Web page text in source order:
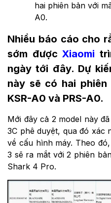
hai phiên bản với
A0.
Nhiều báo cáo cho
sớm được Xiaomi
ngày tới đây. Dự
này sẽ có hai
KSR-A0 và PRS-A0.
Mới đây cả 2 model này
3C phê duyệt, qua đó xác
về cấu hình máy. Theo
3 sẽ ra mắt với 2 phiên
Shark 4 Pro.